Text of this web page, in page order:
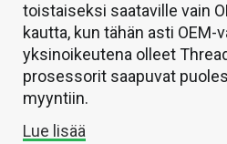
toistaiseksi saataville vain
kautta, kun tähän asti OEM-
yksinoikeutena olleet
prosessorit saapuvat
myyntiin.
Lue lisää